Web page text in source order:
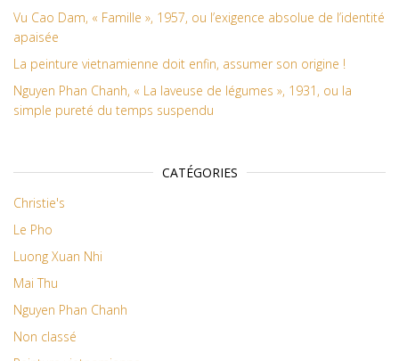
Vu Cao Dam, « Famille », 1957, ou l’exigence absolue de l’identité
apaisée
La peinture vietnamienne doit enfin, assumer son origine !
Nguyen Phan Chanh, « La laveuse de légumes », 1931, ou la
simple pureté du temps suspendu
CATÉGORIES
Christie's
Le Pho
Luong Xuan Nhi
Mai Thu
Nguyen Phan Chanh
Non classé